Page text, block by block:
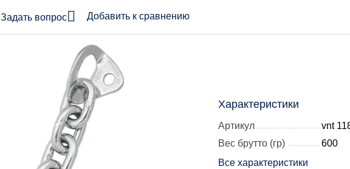
Задать вопрос Добавить к сравнению
Характеристики
Артикул
vnt
Вес брутто (гр)
600
Все характеристики